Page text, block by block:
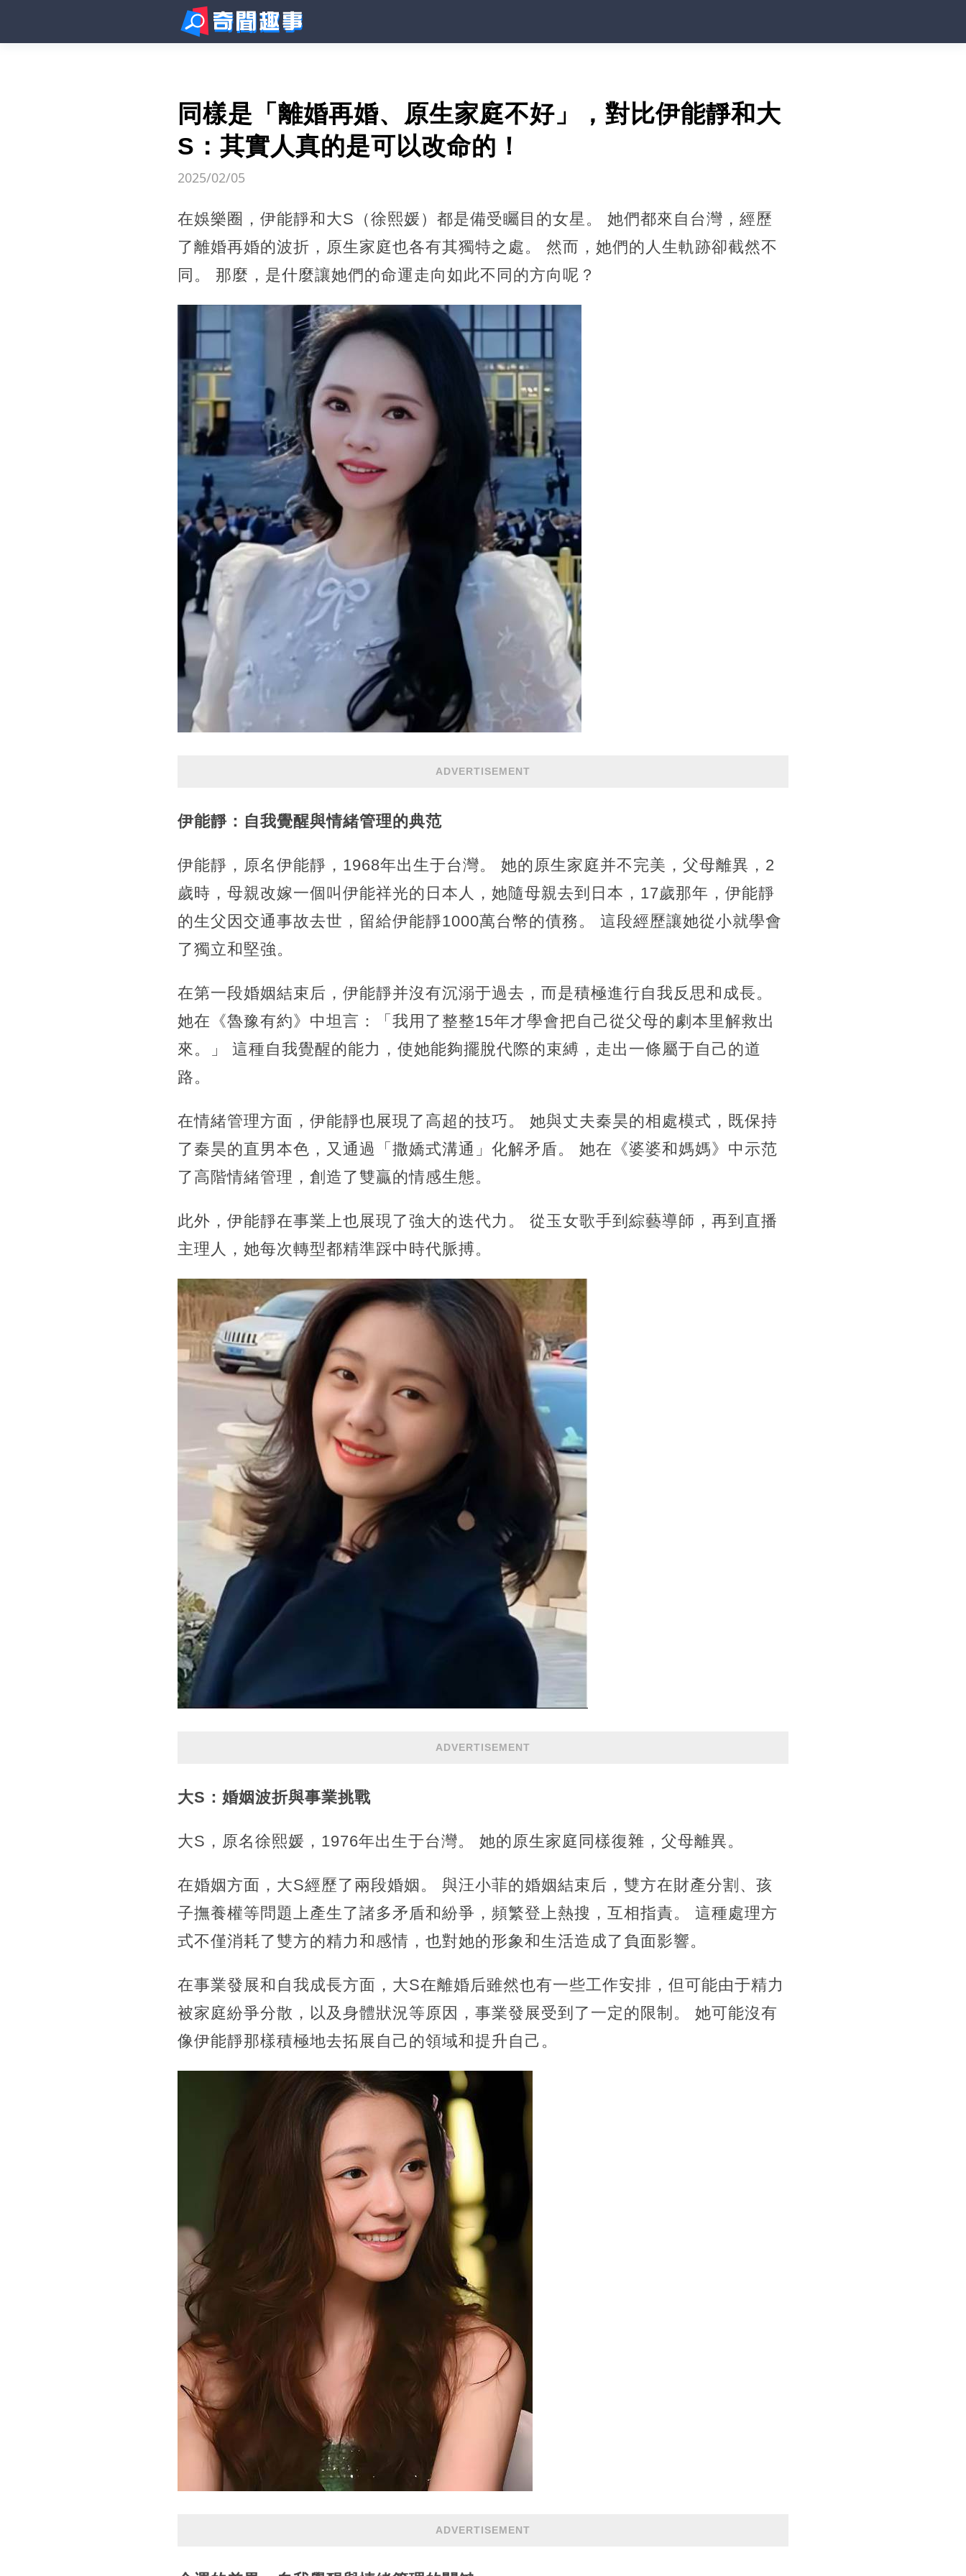
同樣是「離婚再婚、原生家庭不好」，對比伊能靜和大
S：其實人真的是可以改命的！
2025/02/05
在娛樂圈，伊能靜和大S（徐熙媛）都是備受矚目的女星。 她們都來自台灣，經歷
了離婚再婚的波折，原生家庭也各有其獨特之處。 然而，她們的人生軌跡卻截然不
同。 那麼，是什麼讓她們的命運走向如此不同的方向呢？
ADVERTISEMENT
伊能靜：自我覺醒與情緒管理的典范
伊能靜，原名伊能靜，1968年出生于台灣。 她的原生家庭并不完美，父母離異，2
歲時，母親改嫁一個叫伊能祥光的日本人，她隨母親去到日本，17歲那年，伊能靜
的生父因交通事故去世，留給伊能靜1000萬台幣的債務。 這段經歷讓她從小就學會
了獨立和堅強。
在第一段婚姻結束后，伊能靜并沒有沉溺于過去，而是積極進行自我反思和成長。
她在《魯豫有約》中坦言：「我用了整整15年才學會把自己從父母的劇本里解救出
來。」 這種自我覺醒的能力，使她能夠擺脫代際的束縛，走出一條屬于自己的道
路。
在情緒管理方面，伊能靜也展現了高超的技巧。 她與丈夫秦昊的相處模式，既保持
了秦昊的直男本色，又通過「撒嬌式溝通」化解矛盾。 她在《婆婆和媽媽》中示范
了高階情緒管理，創造了雙贏的情感生態。
此外，伊能靜在事業上也展現了強大的迭代力。 從玉女歌手到綜藝導師，再到直播
主理人，她每次轉型都精準踩中時代脈搏。
ADVERTISEMENT
大S：婚姻波折與事業挑戰
大S，原名徐熙媛，1976年出生于台灣。 她的原生家庭同樣復雜，父母離異。
在婚姻方面，大S經歷了兩段婚姻。 與汪小菲的婚姻結束后，雙方在財產分割、孩
子撫養權等問題上產生了諸多矛盾和紛爭，頻繁登上熱搜，互相指責。 這種處理方
式不僅消耗了雙方的精力和感情，也對她的形象和生活造成了負面影響。
在事業發展和自我成長方面，大S在離婚后雖然也有一些工作安排，但可能由于精力
被家庭紛爭分散，以及身體狀況等原因，事業發展受到了一定的限制。 她可能沒有
像伊能靜那樣積極地去拓展自己的領域和提升自己。
ADVERTISEMENT